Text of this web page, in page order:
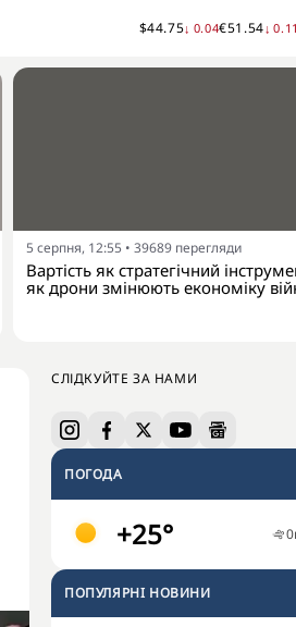
$44.75↓ 0.04€51.54↓ 0.11
5 серпня, 12:55 • 39689 перегляди
Вартість як стратегічний
як дрони змінюють економіку
СЛІДКУЙТЕ ЗА НАМИ
ПОГОДА
+25° 0
ПОПУЛЯРНI НОВИНИ